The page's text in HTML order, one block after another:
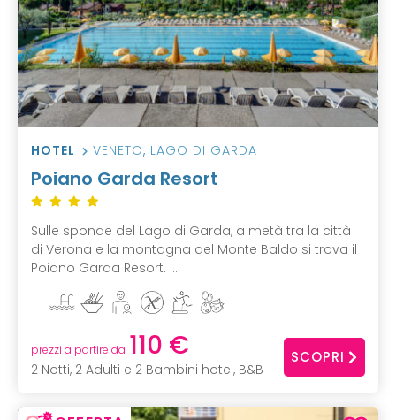
HOTEL VENETO, LAGO DI GARDA
Poiano Garda Resort
Sulle sponde del Lago di Garda, a metà tra la città
di Verona e la montagna del Monte Baldo si trova il
Poiano Garda Resort. ...
prezzi a partire da 110 €
2 Notti, 2 Adulti e 2 Bambini hotel, B&B
SCOPRI